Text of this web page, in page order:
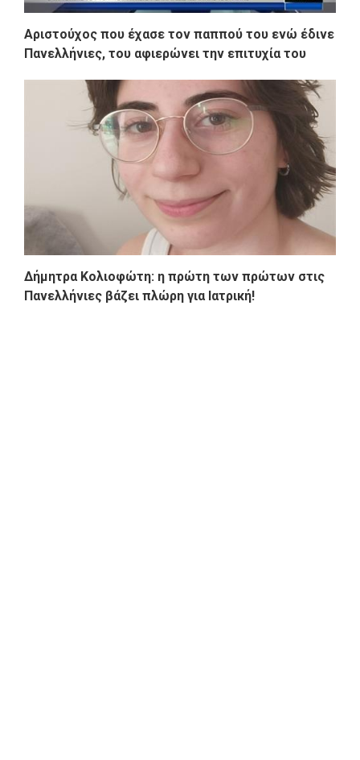
Αριστούχος που έχασε τον παππού του ενώ έδινε
Πανελλήνιες, του αφιερώνει την επιτυχία του
Δήμητρα Κολιοφώτη: η πρώτη των πρώτων στις
Πανελλήνιες βάζει πλώρη για Ιατρική!